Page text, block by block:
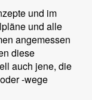
und im
und alle
angemessen
diese
auch jene, die
-wege